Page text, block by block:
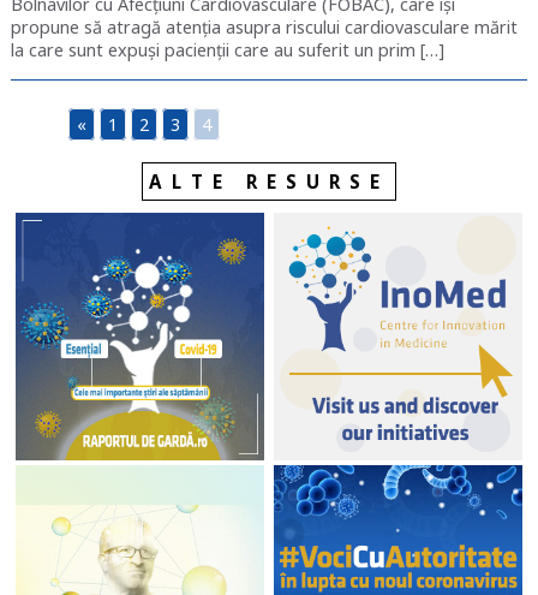
propune să atragă atenția asupra riscului cardiovasculare mărit
la care sunt expuși pacienții care au suferit un prim […]
« 1 2 3 4
ALTE RESURSE